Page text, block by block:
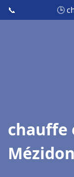
📞 🕒
chauffe